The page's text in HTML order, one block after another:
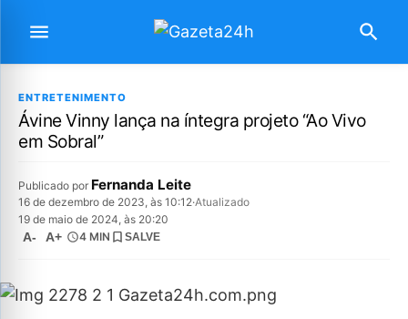
ENTRETENIMENTO
Ávine Vinny lança na íntegra projeto “Ao Vivo
em Sobral”
Publicado por Fernanda Leite
16 de dezembro de 2023, às 10:12·Atualizado
19 de maio de 2024, às 20:20
A- A+ 4 MIN SALVE